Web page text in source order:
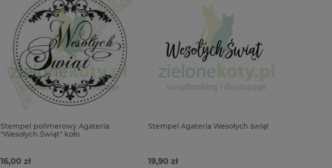
Stempel polimerowy Agateria
"Wesołych Świąt" koło
16,00 zł
Stempel Agateria Wesołych świąt
19,90 zł